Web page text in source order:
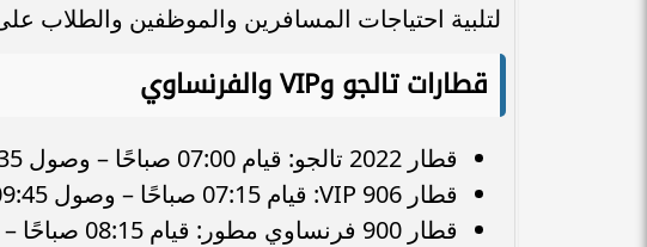
لتلبية احتياجات المسافرين والموظفين والطلاب
قطارات تالجو وVIP والفرنساوي
قطار 2022 تالجو: قيام 07:00 صباحًا – وصول 09:35 صباحًا.
قطار 906 VIP: قيام 07:15 صباحًا – وصول 09:45 صباحًا.
قطار 900 فرنساوي مطور: قيام 08:15 صباحًا – وصول 11:20 صباحًا.